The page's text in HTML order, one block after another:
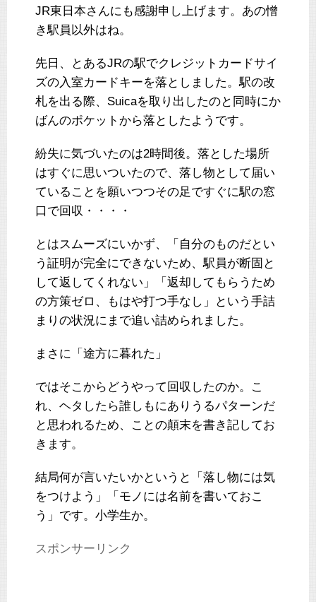
JR東日本さんにも感謝申し上げます。あの憎
き駅員以外はね。
先日、とあるJRの駅でクレジットカードサイ
ズの入室カードキーを落としました。駅の改
札を出る際、Suicaを取り出したのと同時にか
ばんのポケットから落としたようです。
紛失に気づいたのは2時間後。落とした場所
はすぐに思いついたので、落し物として届い
ていることを願いつつその足ですぐに駅の窓
口で回収・・・・
とはスムーズにいかず、「自分のものだとい
う証明が完全にできないため、駅員が断固と
して返してくれない」「返却してもらうため
の方策ゼロ、もはや打つ手なし」という手詰
まりの状況にまで追い詰められました。
まさに「途方に暮れた」
ではそこからどうやって回収したのか。こ
れ、ヘタしたら誰しもにありうるパターンだ
と思われるため、ことの顛末を書き記してお
きます。
結局何が言いたいかというと「落し物には気
をつけよう」「モノには名前を書いておこ
う」です。小学生か。
スポンサーリンク